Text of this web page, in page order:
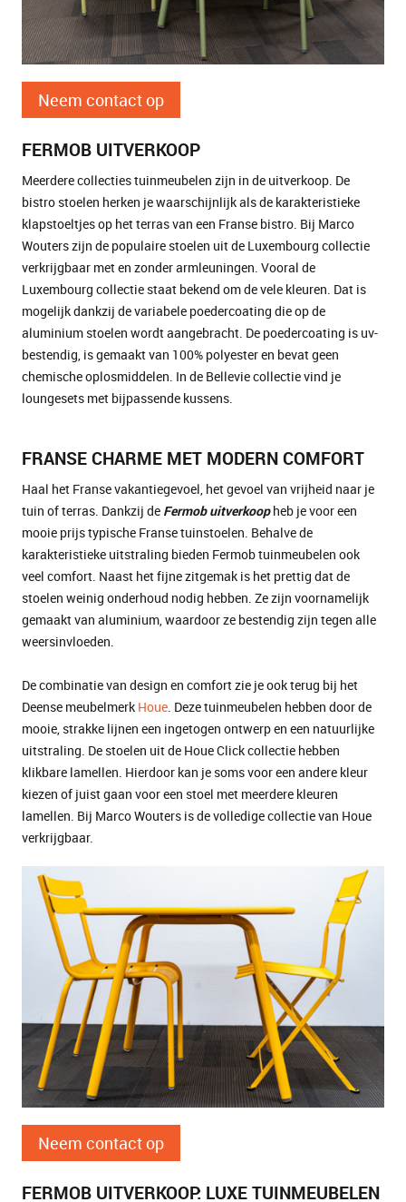
Neem contact op
FERMOB UITVERKOOP
Meerdere collecties tuinmeubelen zijn in de uitverkoop. De
bistro stoelen herken je waarschijnlijk als de karakteristieke
klapstoeltjes op het terras van een Franse bistro. Bij Marco
Wouters zijn de populaire stoelen uit de Luxembourg collectie
verkrijgbaar met en zonder armleuningen. Vooral de
Luxembourg collectie staat bekend om de vele kleuren. Dat is
mogelijk dankzij de variabele poedercoating die op de
aluminium stoelen wordt aangebracht. De poedercoating is uv-
bestendig, is gemaakt van 100% polyester en bevat geen
chemische oplosmiddelen. In de Bellevie collectie vind je
loungesets met bijpassende kussens.
FRANSE CHARME MET MODERN COMFORT
Haal het Franse vakantiegevoel, het gevoel van vrijheid naar je
tuin of terras. Dankzij de Fermob uitverkoopheb je voor een
mooie prijs typische Franse tuinstoelen. Behalve de
karakteristieke uitstraling bieden Fermob tuinmeubelen ook
veel comfort. Naast het fijne zitgemak is het prettig dat de
stoelen weinig onderhoud nodig hebben. Ze zijn voornamelijk
gemaakt van aluminium, waardoor ze bestendig zijn tegen alle
weersinvloeden.
De combinatie van design en comfort zie je ook terug bij het
Deense meubelmerk Houe . Deze tuinmeubelen hebben door de
mooie, strakke lijnen een ingetogen ontwerp en een natuurlijke
uitstraling. De stoelen uit de Houe Click collectie hebben
klikbare lamellen. Hierdoor kan je soms voor een andere kleur
kiezen of juist gaan voor een stoel met meerdere kleuren
lamellen. Bij Marco Wouters is de volledige collectie van Houe
verkrijgbaar.
Neem contact op
FERMOB UITVERKOOP: LUXE TUINMEUBELEN